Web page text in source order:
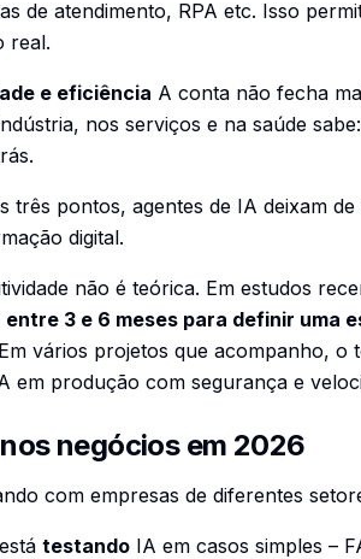
de atendimento, RPA etc. Isso
real.
e eficiência A conta não fecha
nos serviços e na saúde
três pontos, agentes de IA deixam
digital.
não é teórica. Em estudos
entre 3 e 6 meses para definir uma
vários projetos que acompanho, o
em produção com segurança e
negócios em 2026
com empresas de diferentes
testando IA em casos simples –